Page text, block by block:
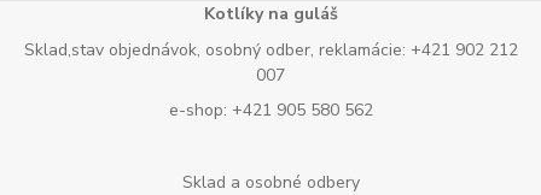
Kotlíky na guláš
Sklad,stav objednávok, osobný odber, reklamácie: +421 902 212
007
e-shop: +421 905 580 562
Sklad a osobné odbery